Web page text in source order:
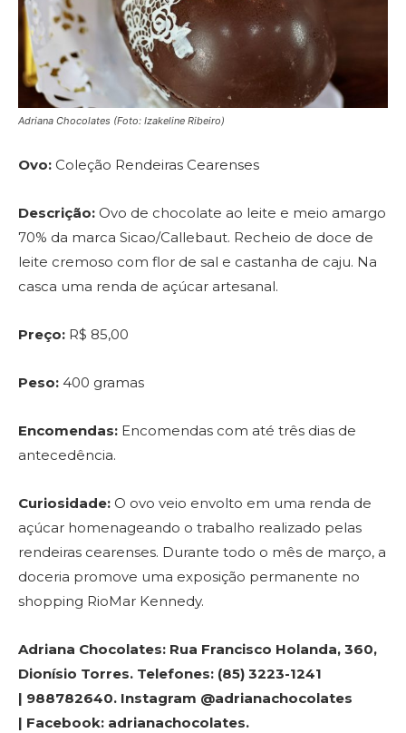
Adriana Chocolates (Foto: Izakeline Ribeiro)
Ovo: Coleção Rendeiras Cearenses
Descrição: Ovo de chocolate ao leite e meio amargo
70% da marca Sicao/Callebaut. Recheio de doce de
leite cremoso com flor de sal e castanha de caju. Na
casca uma renda de açúcar artesanal.
Preço: R$ 85,00
Peso: 400 gramas
Encomendas: Encomendas com até três dias de
antecedência.
Curiosidade: O ovo veio envolto em uma renda de
açúcar homenageando o trabalho realizado pelas
rendeiras cearenses. Durante todo o mês de março, a
doceria promove uma exposição permanente no
shopping RioMar Kennedy.
Adriana Chocolates: Rua Francisco Holanda, 360,
Dionísio Torres. Telefones: (85) 3223-1241
| 988782640. Instagram @adrianachocolates
| Facebook: adrianachocolates.